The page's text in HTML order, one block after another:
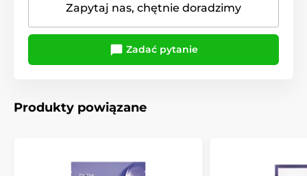
Zapytaj nas, chętnie doradzimy
Zadać pytanie
Produkty powiązane